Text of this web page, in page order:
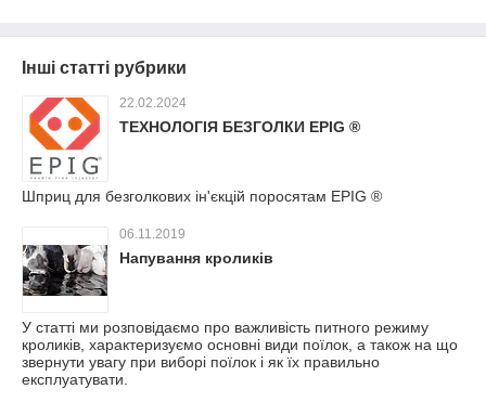
Інші статті рубрики
22.02.2024
ТЕХНОЛОГІЯ БЕЗГОЛКИ EPIG ®
Шприц для безголкових ін'єкцій поросятам EPIG ®
06.11.2019
Напування кроликів
У статті ми розповідаємо про важливість питного режиму
кроликів, характеризуємо основні види поїлок, а також на що
звернути увагу при виборі поїлок і як їх правильно
експлуатувати.